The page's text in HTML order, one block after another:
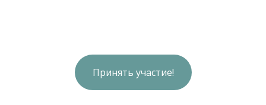
Принять участие!